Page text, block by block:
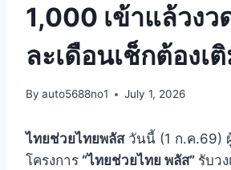
1,000 เข้าแล้วงว
ละเดือนเช็กต้องเ
By auto5688no1 July 1, 2026
ไทยช่วยไทยพลัสวันนี้ (1 ก.ค.69)
โครงการ “ไทยช่วยไทย พลัส” รับว